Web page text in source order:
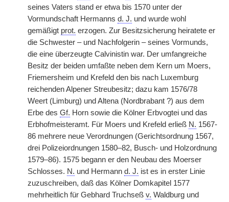
seines Vaters stand er etwa bis 1570 unter der
Vormundschaft Hermanns d. J. und wurde wohl
gemäßigt prot. erzogen. Zur Besitzsicherung heiratete er
die Schwester – und Nachfolgerin – seines Vormunds,
die eine überzeugte Calvinistin war. Der umfangreiche
Besitz der beiden umfaßte neben dem Kern um Moers,
Friemersheim und Krefeld den bis nach Luxemburg
reichenden Alpener Streubesitz; dazu kam 1576/78
Weert (Limburg) und Altena (Nordbrabant ?) aus dem
Erbe des Gf. Horn sowie die Kölner Erbvogtei und das
Erbhofmeisteramt. Für Moers und Krefeld erließ N. 1567-
86 mehrere neue Verordnungen (Gerichtsordnung 1567,
drei Polizeiordnungen 1580–82, Busch- und Holzordnung
1579–86). 1575 begann er den Neubau des Moerser
Schlosses. N. und Hermann d. J. ist es in erster Linie
zuzuschreiben, daß das Kölner Domkapitel 1577
mehrheitlich für Gebhard Truchseß v. Waldburg und